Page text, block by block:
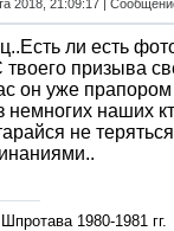
2018, 21:09:17 |
ли есть
призыва
он уже
наших
не
1980-1981 гг.